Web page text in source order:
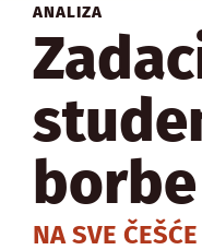
ANALIZA
borbe
NA SVE